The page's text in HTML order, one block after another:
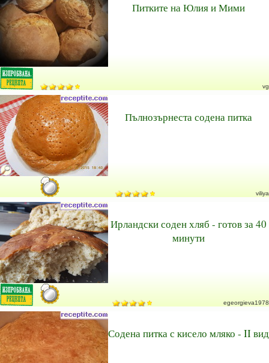
Питките на Юлия и Мими
vg
Пълнозърнеста содена питка
viliya
Ирландски соден хляб - готов за 40
минути
egeorgieva1978
Содена питка с кисело мляко - II вид